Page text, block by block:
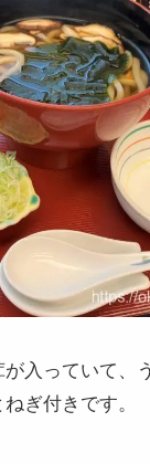
入っていて、
ぎ付きです。